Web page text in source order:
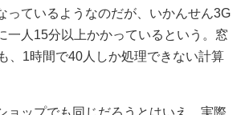
っているようなのだが、いかんせん3G
一人15分以上かかっているという。窓
、1時間で40人しか処理できない計算